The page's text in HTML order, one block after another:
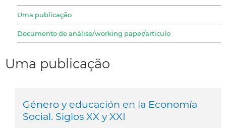
Uma publicação
Documento de análise/working paper/articulo
Uma publicação
Género y educación en la Economía
Social. Siglos XX y XXI